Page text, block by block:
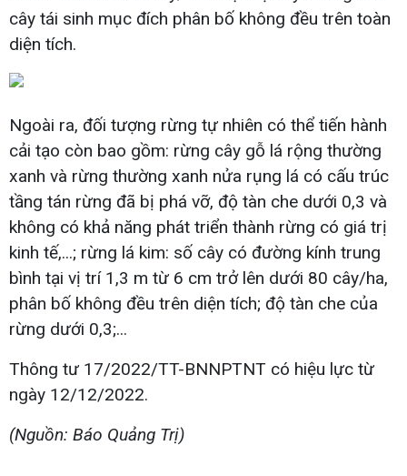
cây tái sinh mục đích phân bố không đều trên toàn
diện tích.
Ngoài ra, đối tượng rừng tự nhiên có thể tiến hành
cải tạo còn bao gồm: rừng cây gỗ lá rộng thường
xanh và rừng thường xanh nửa rụng lá có cấu trúc
tầng tán rừng đã bị phá vỡ, độ tàn che dưới 0,3 và
không có khả năng phát triển thành rừng có giá trị
kinh tế,...; rừng lá kim: số cây có đường kính trung
bình tại vị trí 1,3 m từ 6 cm trở lên dưới 80 cây/ha,
phân bố không đều trên diện tích; độ tàn che của
rừng dưới 0,3;...
Thông tư 17/2022/TT-BNNPTNT có hiệu lực từ
ngày 12/12/2022.
(Nguồn: Báo Quảng Trị)